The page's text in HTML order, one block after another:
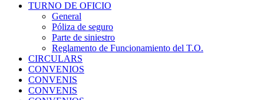
TURNO DE OFICIO
General
Póliza de seguro
Parte de siniestro
Reglamento de Funcionamiento del T.O.
CIRCULARS
CONVENIOS
CONVENIS
CONVENIS